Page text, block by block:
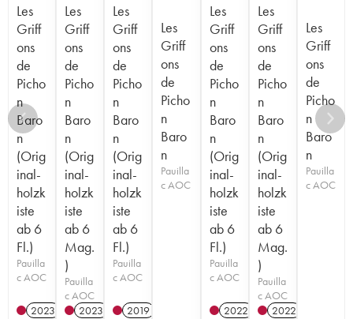
Les
Griff
ons
de
Picho
n
Baro
n
(Orig
inal-
holzk
iste
ab 6
Fl.)
Pauilla
c AOC
2023 T
Les
Griff
ons
de
Picho
n
Baro
n
(Orig
inal-
holzk
iste
ab 6
Mag.
)
Pauilla
c AOC
2023
T
Les
Griff
ons
de
Picho
n
Baro
n
(Orig
inal-
holzk
iste
ab 6
Fl.)
Pauilla
c AOC
2019
Les
Griff
ons
de
Picho
n
Baro
n
Pauilla
c AOC
Les
Griff
ons
de
Picho
n
Baro
n
(Orig
inal-
holzk
iste
ab 6
Fl.)
Pauilla
c AOC
2022 T
Les
Griff
ons
de
Picho
n
Baro
n
(Orig
inal-
holzk
iste
ab 6
Mag.
)
Pauilla
c AOC
2022
Les
Griff
ons
de
Picho
n
Baro
n
Pauilla
c AOC